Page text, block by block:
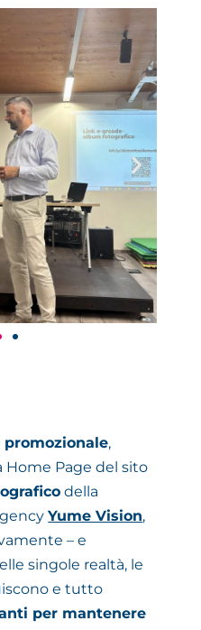
promozionale,
Home Page del sito
della
Yume Vision,
– e
singole realtà, le
e tutto
per mantenere